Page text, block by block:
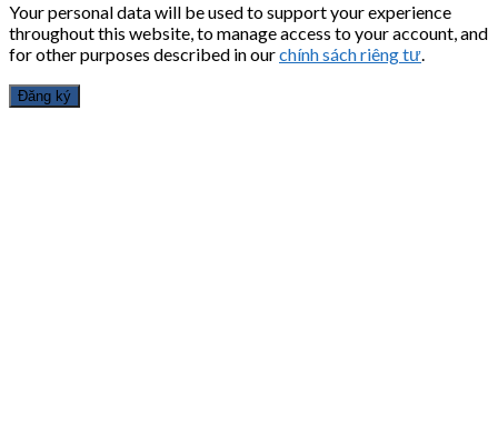
Your personal data will be used to support your experience
throughout this website, to manage access to your account, and
for other purposes described in ourchính sách riêng tư.
Đăng ký